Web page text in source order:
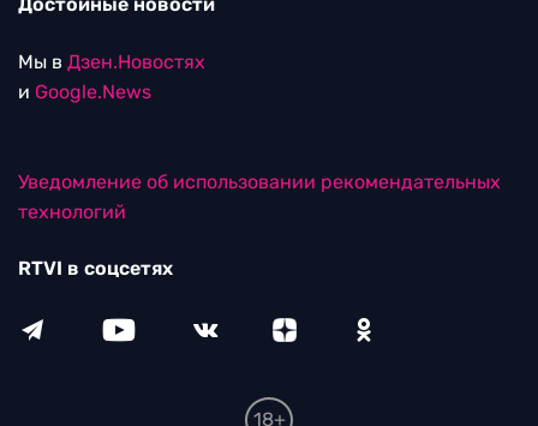
Мы в Дзен.Новостях
и Google.News
Уведомление об использовании рекомендательных
технологий
RTVI в соцсетях
18+